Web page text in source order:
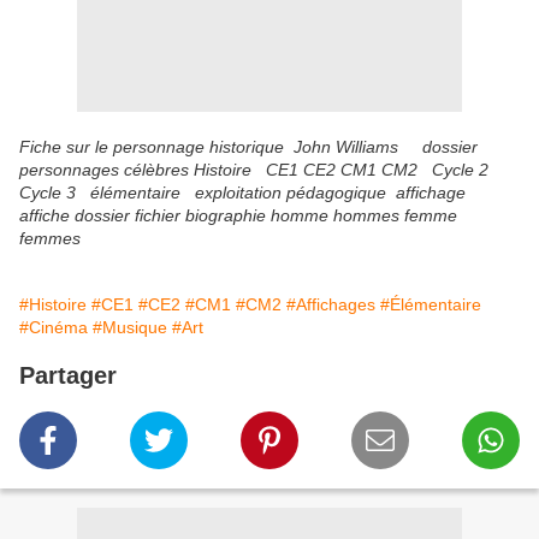
Fiche sur le personnage historique John Williams dossier
personnages célèbres Histoire CE1 CE2 CM1 CM2 Cycle 2
Cycle 3 élémentaire exploitation pédagogique affichage
affiche dossier fichier biographie homme hommes femme
femmes
#Histoire #CE1 #CE2 #CM1 #CM2 #Affichages #Élémentaire
#Cinéma #Musique #Art
Partager